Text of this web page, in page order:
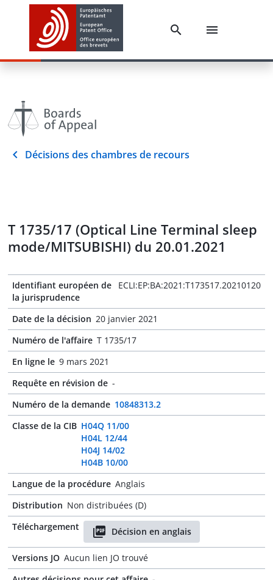
Décisions des chambres de recours
T 1735/17 (Optical Line Terminal sleep
mode/MITSUBISHI) du 20.01.2021
Identifiant européen de
la jurisprudence
ECLI:EP:BA:2021:T173517.20210120
Date de la décision 20 janvier 2021
Numéro de l'affaire T 1735/17
En ligne le 9 mars 2021
Requête en révision de -
Numéro de la demande 10848313.2
Classe de la CIB H04Q 11/00
H04L 12/44
H04J 14/02
H04B 10/00
Langue de la procédure Anglais
Distribution Non distribuées (D)
Téléchargement
Décision en anglais
Versions JO Aucun lien JO trouvé